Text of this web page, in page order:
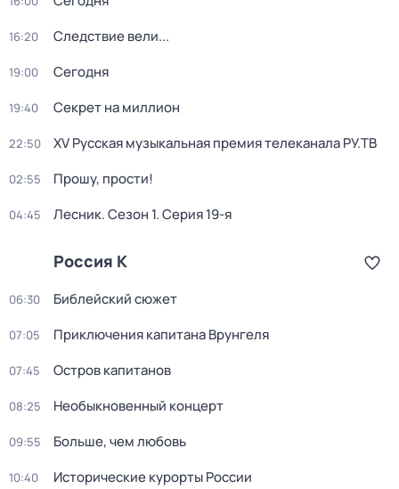
16:20 Следствие вели...
19:00 Сегодня
19:40 Секрет на миллион
22:50 XV Русская музыкальная премия телеканала РУ.ТВ
02:55 Прошу, прости!
04:45 Лесник. Сезон 1. Серия 19-я
Россия К
06:30 Библейский сюжет
07:05 Приключения капитана Врунгеля
07:45 Остров капитанов
08:25 Необыкновенный концерт
09:55 Больше, чем любовь
10:40 Исторические курорты России